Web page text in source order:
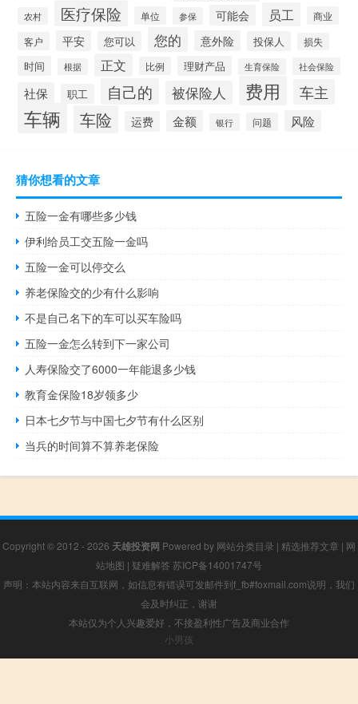
农村 医疗保险 单位 参保 可能会 员工
商业
客户
平安 您可以 您的 意外险 投保人 损失
时间 根据 正文 比例 理财产品 生育保险 社会保险
社保 职工 自己的 被保险人 费用 车主
车辆 车险 运费 金额 银行 问题 风险
猜你想看的文章
五险一金有哪些多少钱
伊利给员工交五险一金吗
五险一金可以停交么
养老保险交的少有什么影响
不是自己名下的车可以买车险吗
五险一金怎么转到下一家公司
人寿保险交了6000一年能退多少钱
教育金保险18岁领多少
日本七夕节与中国七夕节有什么区别
当兵的时间算不算养老保险
Copyright © 2012 - 2026 天雄投资网 Powered by 网站分类目录 | 精选推荐文章 | 网
站地图 | 疑难解答 苏ICP备14001747号
声明：本站内容来自互联网，如信息有错误可发邮件到f_fb#foxmail.com说明，我们
会及时纠正，谢谢
本站仅为个人兴趣爱好，不接盈利性广告及商业合作
小男孩